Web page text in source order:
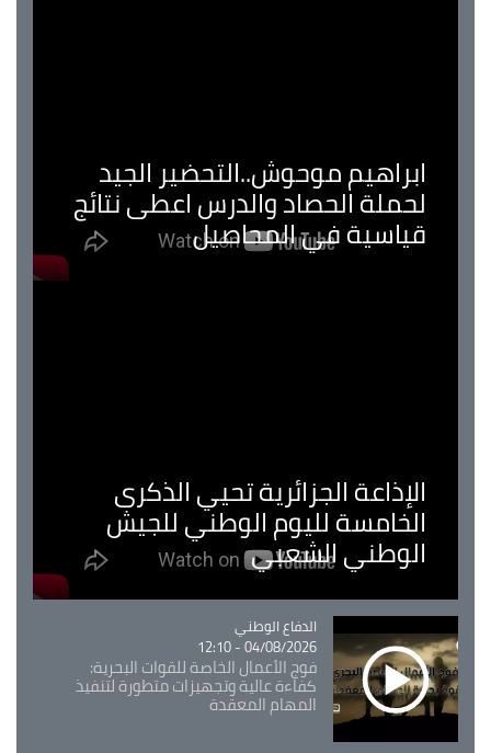
ابراهيم موحوش..التحضير الجيد
لحملة الحصاد والدرس اعطى نتائج
قياسية في المحاصيل
الإذاعة الجزائرية تحيي الذكرى
الخامسة لليوم الوطني للجيش
الوطني الشعبي
Catégorie
الدفاع الوطني
04/08/2026 - 12:10
فوج الأعمال الخاصة للقوات البحرية:
كفاءة عالية وتجهيزات متطورة لتنفيذ
المهام المعقدة